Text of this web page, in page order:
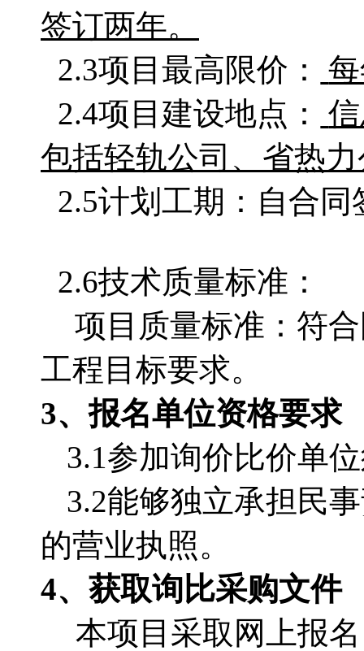
签订两年。
2.3项目最高限价：
2.4项目建设地点：
包括轻轨公司、省热
2.5计划工期：自合
2.6技术质量标准：
项目质量标准：符
工程目标要求。
3、报名单位资格要求
3.1参加询价比价单
3.2能够独立承担民
的营业执照。
4、获取询比采购文件
本项目采取网上报